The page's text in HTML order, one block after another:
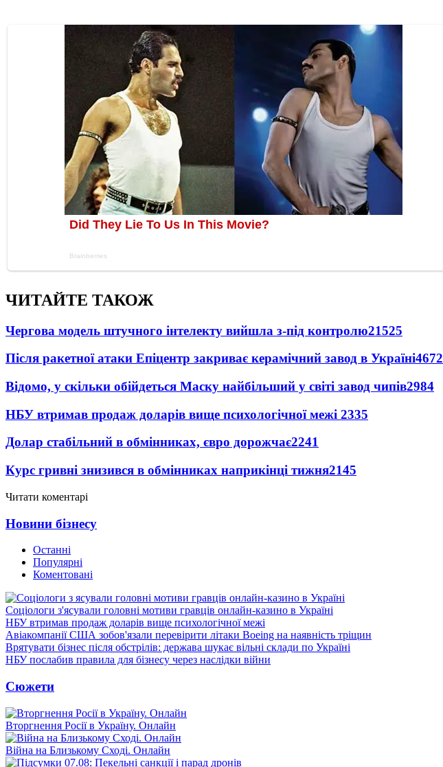
ЧИТАЙТЕ ТАКОЖ
Чергова модель штучного інтелекту вийшла з-під контролю21525
Після ракетної атаки Епіцентр закриває керамічний завод в Україні4672
Відомо, у скільки обійдеться Маску найбільший у світі завод чипів2984
НБУ втримав продаж доларів вище психологічної межі 2335
Долар стабільний в обмінниках, євро дорожчає2241
Курс гривні знизився в обмінниках наприкінці тижня2145
Читати коментарі
Новини бізнесу
Останні
Популярні
Коментовані
Соціологи з'ясували головні мотиви гравців онлайн-казино в Україні
НБУ втримав продаж доларів вище психологічної межі
Авіакомпанії США зобов'язали перевірити літаки Boeing на наявність тріщин
Врятувати бізнес після обстрілів: держава шукає вільні склади по Україні
НБУ послабив правила для бізнесу через наслідки війни
Сюжети
Вторгнення Росії в Україну. Онлайн
Війна на Близькому Сході. Онлайн